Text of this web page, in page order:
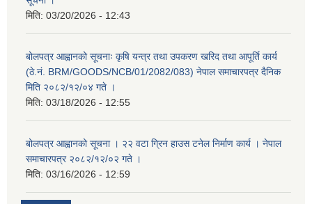
मिति: 03/20/2026 - 12:43
बोलपत्र आह्वानको सूचनाः कृषि यन्त्र तथा उपकरण खरिद तथा आपूर्ति कार्य
(ठे.नं. BRM/GOODS/NCB/01/2082/083) नेपाल समाचारपत्र दैनिक
मिति २०८२/१२/०४ गते ।
मिति: 03/18/2026 - 12:55
बोलपत्र आह्वानको सूचना । २२ वटा ग्रिन हाउस टनेल निर्माण कार्य । नेपाल
समाचारपत्र २०८२/१२/०२ गते ।
मिति: 03/16/2026 - 12:59